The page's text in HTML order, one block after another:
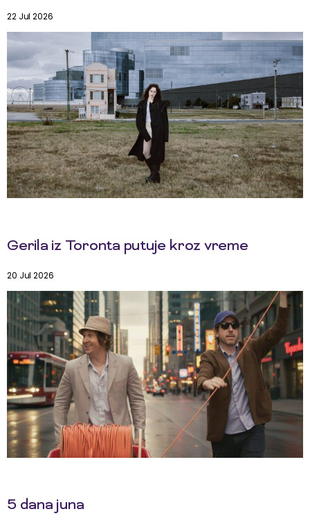
22 Jul 2026
Gerila iz Toronta putuje kroz vreme
20 Jul 2026
5 dana juna